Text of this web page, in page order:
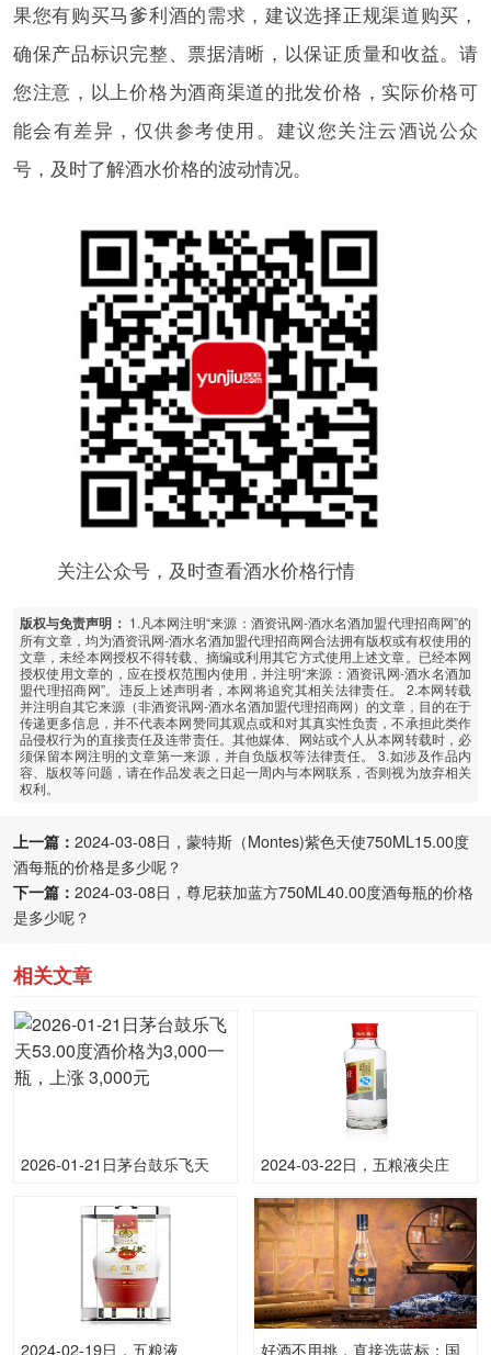
果您有购买马爹利酒的需求，建议选择正规渠道购买，
确保产品标识完整、票据清晰，以保证质量和收益。请
您注意，以上价格为酒商渠道的批发价格，实际价格可
能会有差异，仅供参考使用。建议您关注云酒说公众
号，及时了解酒水价格的波动情况。
关注公众号，及时查看酒水价格行情
版权与免责声明： 1.凡本网注明“来源：酒资讯网-酒水名酒加盟代理招商网”的
所有文章，均为酒资讯网-酒水名酒加盟代理招商网合法拥有版权或有权使用的
文章，未经本网授权不得转载、摘编或利用其它方式使用上述文章。已经本网
授权使用文章的，应在授权范围内使用，并注明“来源：酒资讯网-酒水名酒加
盟代理招商网”。违反上述声明者，本网将追究其相关法律责任。 2.本网转载
并注明自其它来源（非酒资讯网-酒水名酒加盟代理招商网）的文章，目的在于
传递更多信息，并不代表本网赞同其观点或和对其真实性负责，不承担此类作
品侵权行为的直接责任及连带责任。其他媒体、网站或个人从本网转载时，必
须保留本网注明的文章第一来源，并自负版权等法律责任。 3.如涉及作品内
容、版权等问题，请在作品发表之日起一周内与本网联系，否则视为放弃相关
权利。
上一篇： 2024-03-08日，蒙特斯（Montes)紫色天使750ML15.00度
酒每瓶的价格是多少呢？
下一篇： 2024-03-08日，尊尼获加蓝方750ML40.00度酒每瓶的价格
是多少呢？
相关文章
2026-01-21日茅台鼓乐飞天
上涨 3,000元
2024-03-22日，五粮液尖庄
瓶的价格是多少呢？
2024-02-19日，五粮液 好酒不用挑，直接选蓝标：国